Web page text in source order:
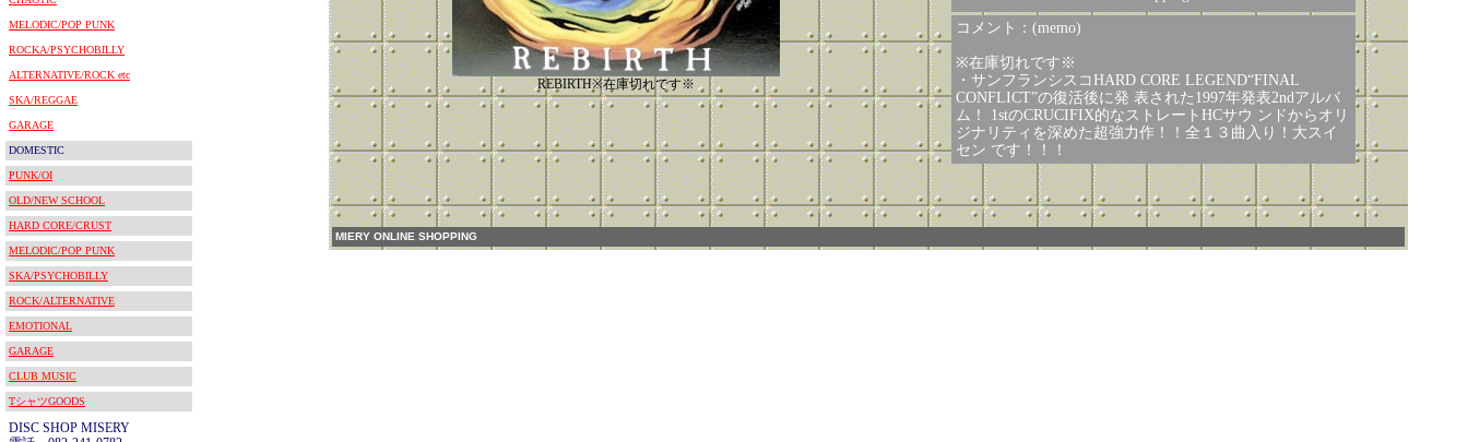
MELODIC/POP PUNK
ROCKA/PSYCHOBILLY
ALTERNATIVE/ROCK etc
SKA/REGGAE
GARAGE
DOMESTIC
PUNK/OI
OLD/NEW SCHOOL
HARD CORE/CRUST
MELODIC/POP PUNK
SKA/PSYCHOBILLY
ROCK/ALTERNATIVE
EMOTIONAL
GARAGE
CLUB MUSIC
TシャツGOODS
DISC SHOP MISERY
REBIRTH※在庫切れです※
コメント：(memo)
※在庫切れです※
・サンフランシスコHARD CORE LEGEND“FINAL
CONFLICT”の復活後に発 表された1997年発表2ndアルバ
ム！ 1stのCRUCIFIX的なストレートHCサウ ンドからオリ
ジナリティを深めた超強力作！！全１３曲入り！大スイ
セン です！！！
MIERY ONLINE SHOPPING